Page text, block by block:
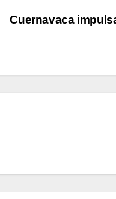
Cuernavaca